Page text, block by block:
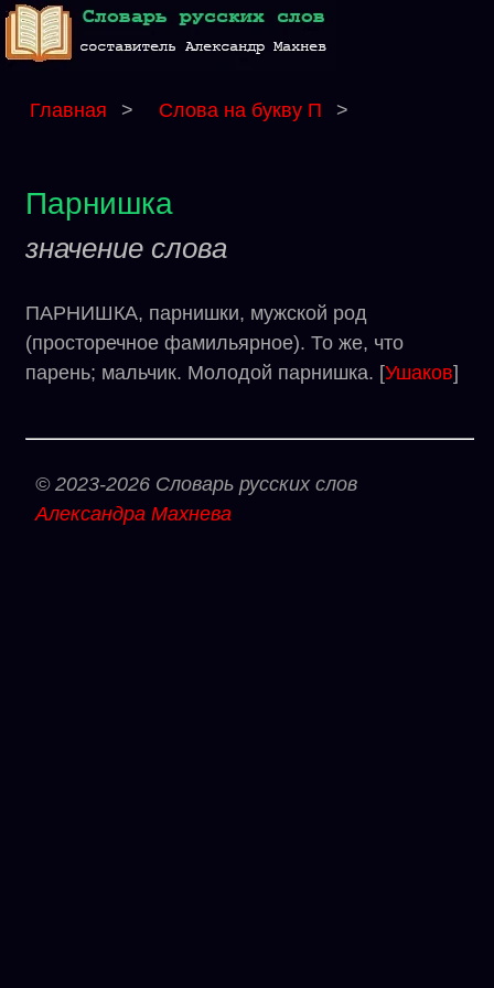
Главная > Слова на букву П >
Парнишка
значение слова
ПАРНИШКА, парнишки, мужской род
(просторечное фамильярное). То же, что
парень; мальчик. Молодой парнишка. [Ушаков]
© 2023-2026 Словарь русских слов
Александра Махнева